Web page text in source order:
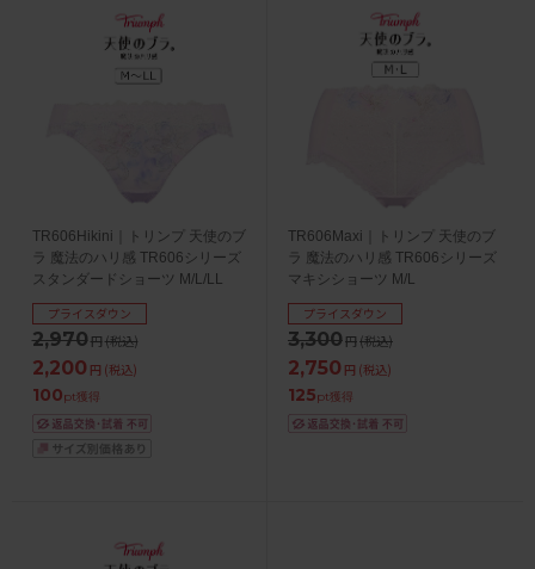
TR606Hikini｜トリンプ 天使のブ
ラ 魔法のハリ感 TR606シリーズ
スタンダードショーツ M/L/LL
2,970円(税込)
プライスダウン
2,200 円 (税込)
100pt獲得
TR606Maxi｜トリンプ 天使のブ
ラ 魔法のハリ感 TR606シリーズ
マキシショーツ M/L
3,300円(税込)
プライスダウン
2,750 円 (税込)
125pt獲得